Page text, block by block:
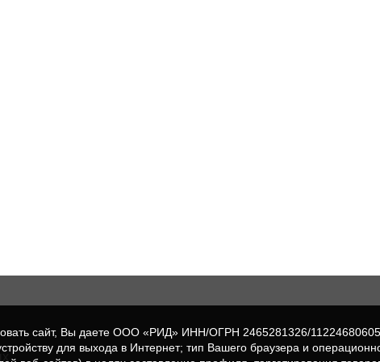
сайт, Вы даете ООО «РИД» ИНН/ОГРН 2465281326/
для выхода в Интернет; тип Вашего браузера и